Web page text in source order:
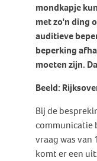
(BCD)
Vraagbaak
World
Evenwicht
en Evenwicht
kinderen
Wat doen
Vraagbaak
Vrijwilligers
Klachten en
Vacatures
mondkapje
met zo'n ding
auditieve
beperking
moeten zijn.
Beeld:
Bij de
communicatie
vraag was van
komt er een